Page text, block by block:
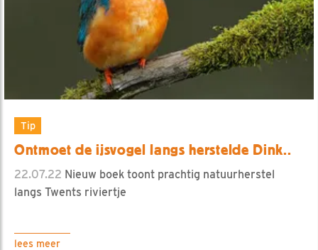
Tip
Ontmoet de ijsvogel langs herstelde Dink..
22.07.22 Nieuw boek toont prachtig natuurherstel
langs Twents riviertje
lees meer